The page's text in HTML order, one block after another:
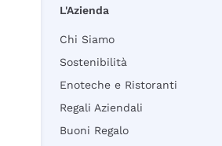
L'Azienda
Chi Siamo
Sostenibilità
Enoteche e Ristoranti
Regali Aziendali
Buoni Regalo